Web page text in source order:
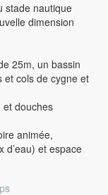
stade nautique
dimension
25m, un bassin
et cols de cygne et
et douches
animée,
d’eau) et espace